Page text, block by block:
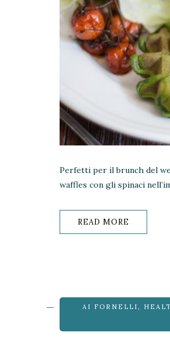
Perfetti per il brunch del
waffles con gli spinaci
READ MORE
AI FORNELLI,